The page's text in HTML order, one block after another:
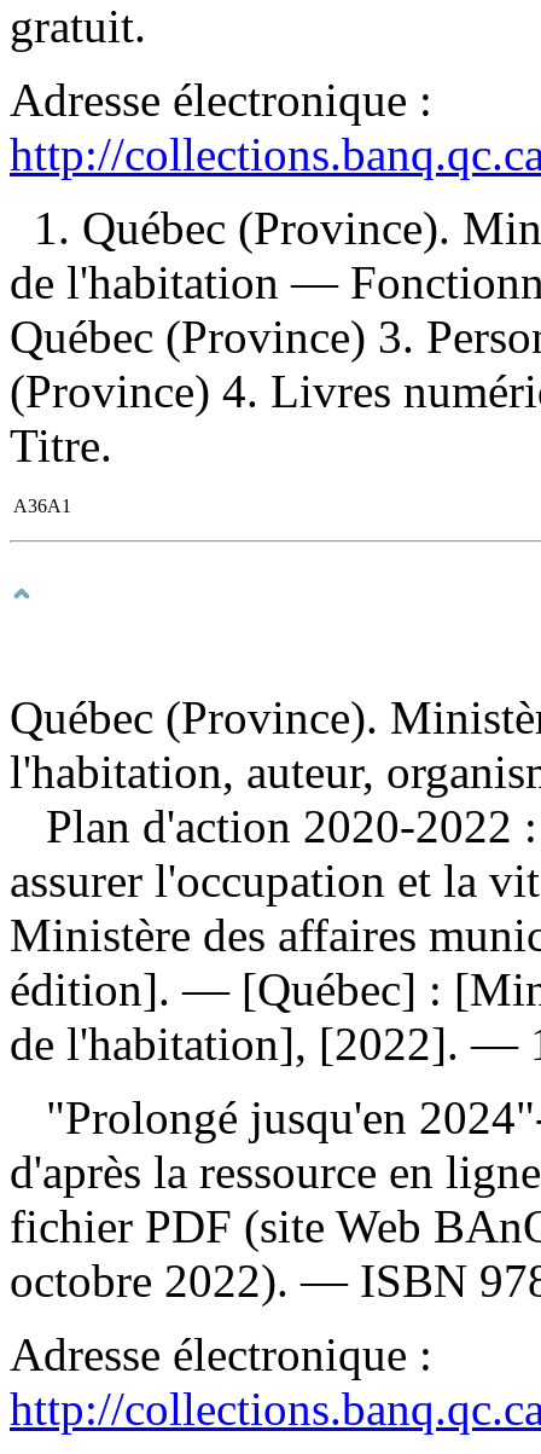
gratuit.
Adresse électronique :
http://
1. Québec (Province).
de l'habitation —
Québec (Province) 3.
(Province) 4. Livres
Titre.
A36A1
Québec (Province).
l'habitation, auteur,
Plan d'action 2020-2022
assurer l'occupation et la
Ministère des affaires
édition]. — [Québec] :
de l'habitation], [2022]. —
"Prolongé jusqu'en
d'après la ressource en
fichier PDF (site Web
octobre 2022). — ISBN
Adresse électronique :
http://